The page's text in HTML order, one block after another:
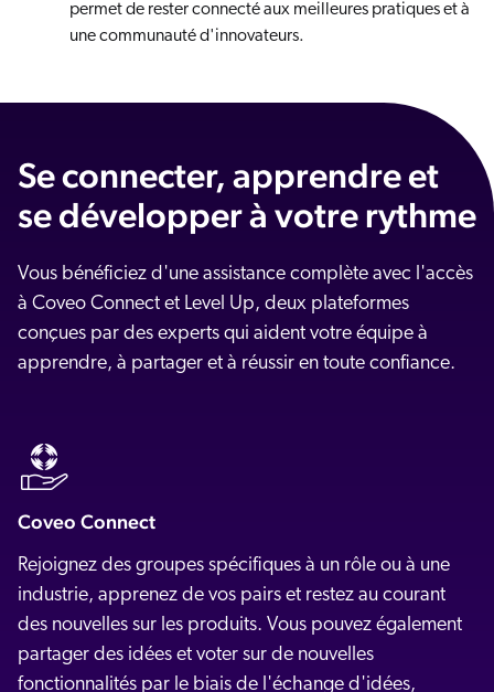
permet de rester connecté aux meilleures pratiques et à
une communauté d'innovateurs.
Se connecter, apprendre et
se développer à votre rythme
Vous bénéficiez d'une assistance complète avec l'accès
à Coveo Connect et Level Up, deux plateformes
conçues par des experts qui aident votre équipe à
apprendre, à partager et à réussir en toute confiance.
Coveo Connect
Rejoignez des groupes spécifiques à un rôle ou à une
industrie, apprenez de vos pairs et restez au courant
des nouvelles sur les produits. Vous pouvez également
partager des idées et voter sur de nouvelles
fonctionnalités par le biais de l'échange d'idées,